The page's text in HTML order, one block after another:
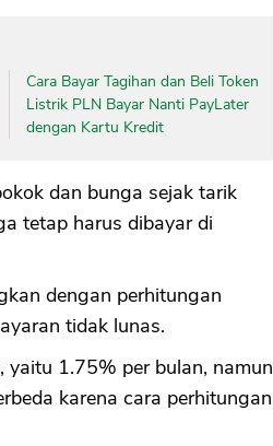
Cara Bayar Tagihan dan Beli Token
Listrik PLN Bayar Nanti PayLater
dengan Kartu Kredit
dan bunga sejak tarik
tetap harus dibayar di
dengan perhitungan
tidak lunas.
1.75% per bulan, namun
karena cara perhitungan